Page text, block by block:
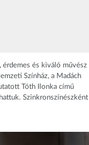
érdemes és kiváló művész
Színház, a Madách
Tóth Ilonka című